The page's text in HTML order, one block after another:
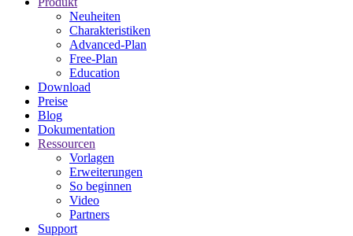
Neuheiten
Charakteristiken
Advanced-Plan
Free-Plan
Education
Download
Preise
Blog
Dokumentation
Ressourcen
Vorlagen
Erweiterungen
So beginnen
Video
Partners
Support